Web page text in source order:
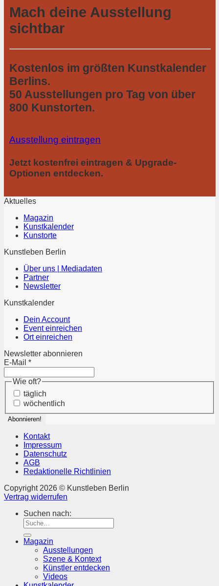
Mach deine Ausstellung
sichtbar
Kostenlos im größten Kunstkalender
Berlins.
50 Ausstellungen pro Tag von über
800 Kunstorten.
Ausstellung eintragen
Jetzt kostenfrei eintragen & Upgrade-
Optionen entdecken.
Aktuelles
Magazin
Kunstkalender
Kunstorte
Kunstleben Berlin
Über uns | Mediadaten
Partner
Newsletter
Kunstkalender
Dein Account
Event einreichen
Ort einreichen
Newsletter abonnieren
E-Mail *
Wie oft?
täglich
wöchentlich
Kontakt
Impressum
Datenschutz
AGB
Redaktionelle Richtlinien
Copyright 2026 © Kunstleben Berlin
Vertrag widerrufen
Suchen nach:
Magazin
Ausstellungen
Szene & Kontext
Künstler entdecken
Videos